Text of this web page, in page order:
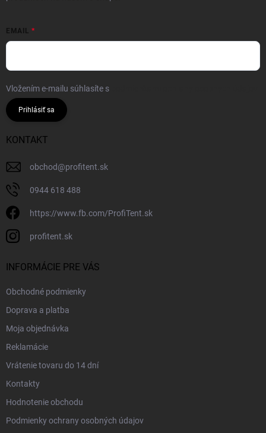
EMAIL
Vložením e-mailu súhlasíte s
Prihlásiť sa
KONTAKT
obchod@profitent.sk
0944 618 488
https://www.fb.com/ProfiTent.sk
profitent.sk
INFORMÁCIE PRE VÁS
Obchodné podmienky
Doprava a platba
Moja objednávka
Reklamácie
Vrátenie tovaru do 14 dní
Kontakty
Hodnotenie obchodu
Podmienky ochrany osobných údajov